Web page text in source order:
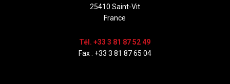
25410 Saint-Vit
France
Tél. +33 3 81 87 52 49
Fax : +33 3 81 87 65 04